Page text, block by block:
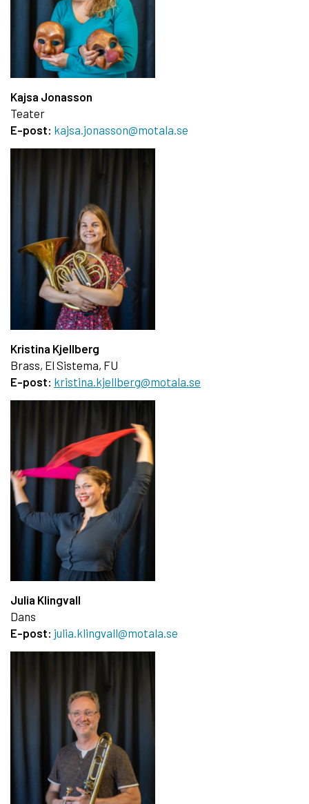
Kajsa Jonasson
Teater
E-post: kajsa.jonasson@motala.se
Kristina Kjellberg
Brass, El Sistema, FU
E-post: kristina.kjellberg@motala.se
Julia Klingvall
Dans
E-post: julia.klingvall@motala.se